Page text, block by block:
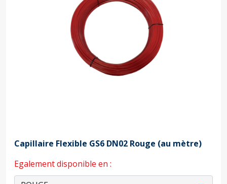
Capillaire Flexible GS6 DN02 Rouge (au mètre)
Egalement disponible en :